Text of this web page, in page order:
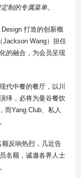
定制的专属菜单。
打造的创新概
Wang）担任
的融合，为会员呈现
代中餐的餐厅，以川
绎，必将为曼谷餐饮
而Yang Club、私人
反响热烈，几近告
名额，诚邀各界人士